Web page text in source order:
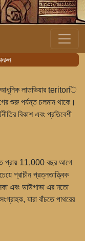
আধুনিক লাতভিয়ার teritorি
শুরু পর্যন্ত চলমান থাকে।
বিকাশ এবং প্রতিবেশী
প্রায় 11,000 বছর আগে
প্রাচীন প্রত্নতাত্ত্বিক
এবং ডাউগাভা এর মতো
যারা বাঁচতে পাথরের